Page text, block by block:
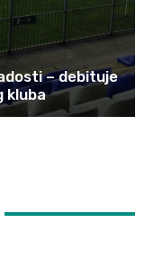
– debituje
kluba